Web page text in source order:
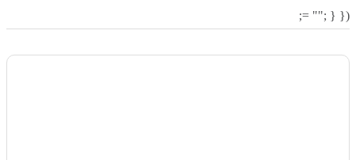
= ""; } });